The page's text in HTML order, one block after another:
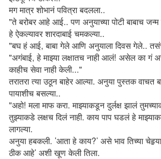
मग मात्र शोभानं पवित्रा बदलला..
"ते बरोबर आहे आई.. पण अनुयाच्या पोटी बाबाच
हे ऐकल्यावर शारदाबाई चमकल्या..
"बघ हं आई, बाबा गेले आणि अनुयाला दिवस गेले..
"अगंबाई, हे माझ्या लक्षातच नाही आलं! असेल का गं
काहीच सेवा नाही केली..."
तरातरा त्या उठून बाहेर आल्या. अनुया पुस्तक वाचत
पायाशीच बसल्या..
"अहो! मला माफ करा. माझ्याकडून दुर्लक्ष झालं
तुझ्याकडे लक्षच दिलं नाही. काय पाप घडलं हे
लागल्या.
अनुया हबकली. ’आता हे काय?’ असे भाव तिच्या
ठीक आहे’ अशी खूण केली तिला.